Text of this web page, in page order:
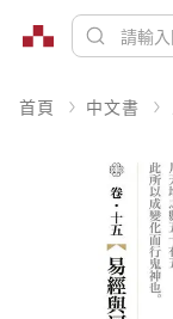
首頁 中文書